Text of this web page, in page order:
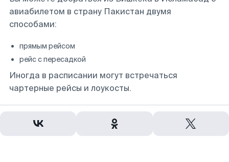
авиабилетом в страну Пакистан двумя
способами:
прямым рейсом
рейс с пересадкой
Иногда в расписании могут встречаться
чартерные рейсы и лоукосты.